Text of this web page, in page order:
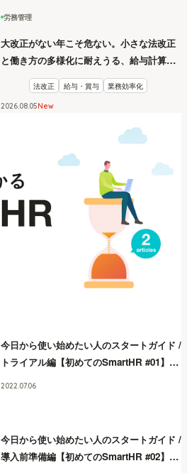
労務管理
大改正がない年こそ危ない。小さな法改正
と働き方の多様化に耐えうる、給与計算と
リスク管理
法改正 給与・賞与 業務効率化
2026.08 05New
今日から使い始めたい人のスタートガイド /
トライアル編【初めてのSmartHR #01】 今
日から使い始めたい人のスタートガイド /
トライアル編【初めてのSmartHR #01】 今
2022.07.06
今日から使い始めたい人のスタートガイド /
導入前準備編【初めてのSmartHR #02】 今